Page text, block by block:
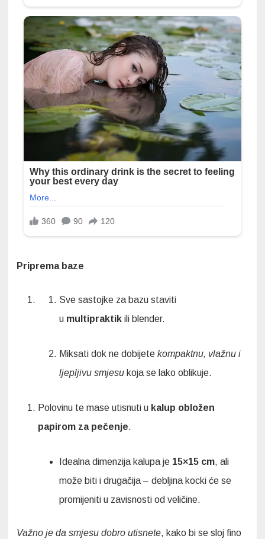
Priprema baze
Sve sastojke za bazu staviti
u multipraktik ili blender.
Miksati dok ne dobijete kompaktnu, vlažnu i
ljepljivu smjesu koja se lako oblikuje.
Polovinu te mase utisnuti u kalup obložen
papirom za pečenje.
Idealna dimenzija kalupa je 15×15 cm, ali
može biti i drugačija – debljina kocki će se
promijeniti u zavisnosti od veličine.
Važno je da smjesu dobro utisnete, kako bi se sloj fino